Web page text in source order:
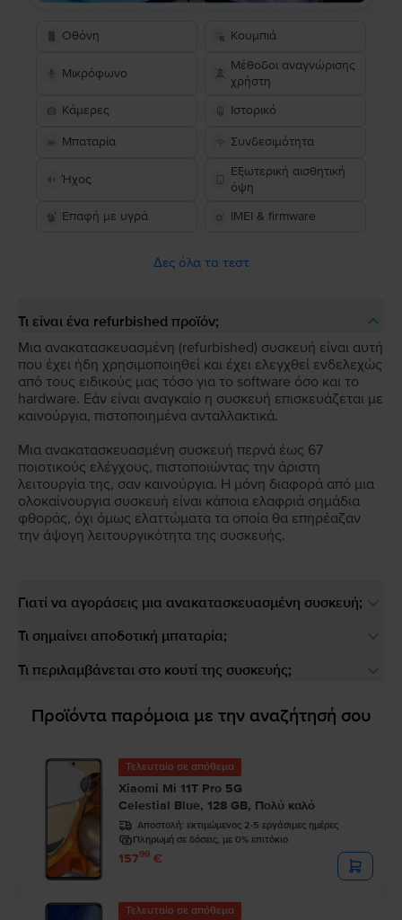
Οθόνη Κουμπιά
Μικρόφωνο
Μέθοδοι αναγνώρισης
χρήστη
Κάμερες
Ιστορικό
Μπαταρία Συνδεσιμότητα
Ήχος
Εξωτερική αισθητική
όψη
Επαφή με υγρά
IMEI & firmware
Δες όλα τα τεστ
Τι είναι ένα refurbished προϊόν;
Μια ανακατασκευασμένη (refurbished) συσκευή είναι αυτή
που έχει ήδη χρησιμοποιηθεί και έχει ελεγχθεί ενδελεχώς
από τους ειδικούς μας τόσο για το software όσο και το
hardware. Εάν είναι αναγκαίο η συσκευή επισκευάζεται με
καινούργια, πιστοποιημένα ανταλλακτικά.
Μια ανακατασκευασμένη συσκευή περνά έως 67
ποιοτικούς ελέγχους, πιστοποιώντας την άριστη
λειτουργία της, σαν καινούργια. Η μόνη διαφορά από μια
ολοκαίνουργια συσκευή είναι κάποια ελαφριά σημάδια
φθοράς, όχι όμως ελαττώματα τα οποία θα επηρέαζαν
την άψογη λειτουργικότητα της συσκευής.
Γιατί να αγοράσεις μια ανακατασκευασμένη συσκευή;
Τι σημαίνει αποδοτική μπαταρία;
Τι περιλαμβάνεται στο κουτί της συσκευής;
Προϊόντα παρόμοια με την αναζήτησή σου
Τελευταίο σε απόθεμα
Xiaomi Mi 11T Pro 5G
Celestial Blue, 128 GB, Πολύ καλό
Αποστολή: εκτιμώμενος 2-5 εργάσιμες ημέρες
Πληρωμή σε δόσεις, με 0% επιτόκιο
15799 €
Τελευταίο σε απόθεμα